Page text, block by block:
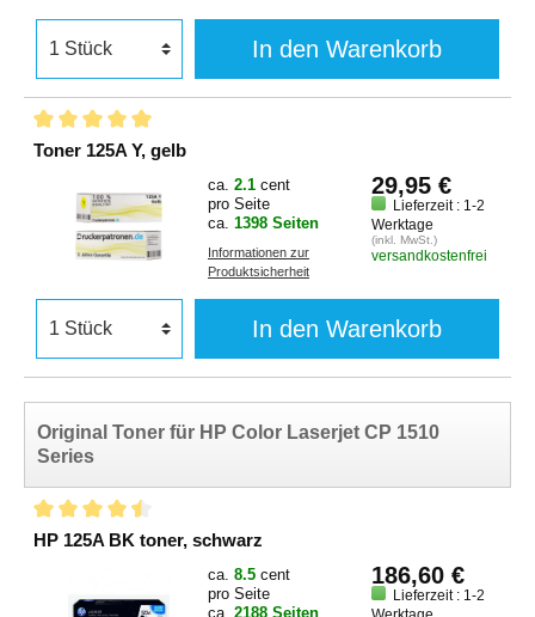
In den Warenkorb
Toner 125A Y, gelb
ca. 2.1 cent
pro Seite
ca. 1398 Seiten
Informationen zur
Produktsicherheit
29,95 €
Lieferzeit : 1-2
Werktage
(inkl. MwSt.)
versandkostenfrei
In den Warenkorb
Original Toner für HP Color Laserjet CP 1510
Series
HP 125A BK toner, schwarz
ca. 8.5 cent
pro Seite
ca. 2188 Seiten
186,60 €
Lieferzeit : 1-2